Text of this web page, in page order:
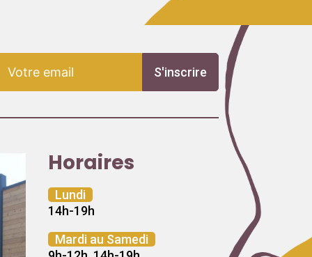
S'inscrire
Horaires
Lundi
14h-19h
Mardi au Samedi